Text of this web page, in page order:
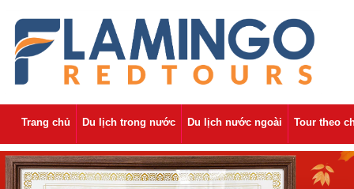
Trang chủ Du lịch trong nước Du lịch nước ngoài Tour theo